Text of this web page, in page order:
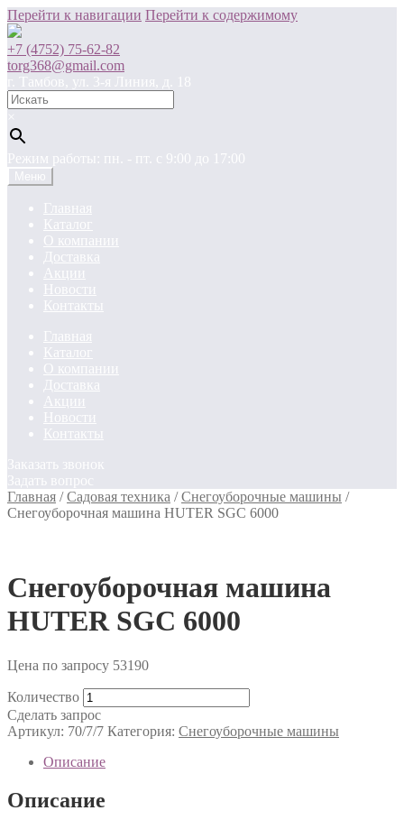
Перейти к навигации Перейти к содержимому
+7 (4752) 75-62-82
torg368@gmail.com
г. Тамбов, ул. 3-я Линия, д. 18
×
Режим работы: пн. - пт. c 9:00 до 17:00
Меню
Главная
Каталог
О компании
Доставка
Акции
Новости
Контакты
Главная
Каталог
О компании
Доставка
Акции
Новости
Контакты
Заказать звонок
Задать вопрос
Главная /Садовая техника /Снегоуборочные машины /
Снегоуборочная машина HUTER SGC 6000
Снегоуборочная машина
HUTER SGC 6000
Цена по запросу 53190
Количество
Сделать запрос
Артикул: 70/7/7 Категория: Снегоуборочные машины
Описание
Описание